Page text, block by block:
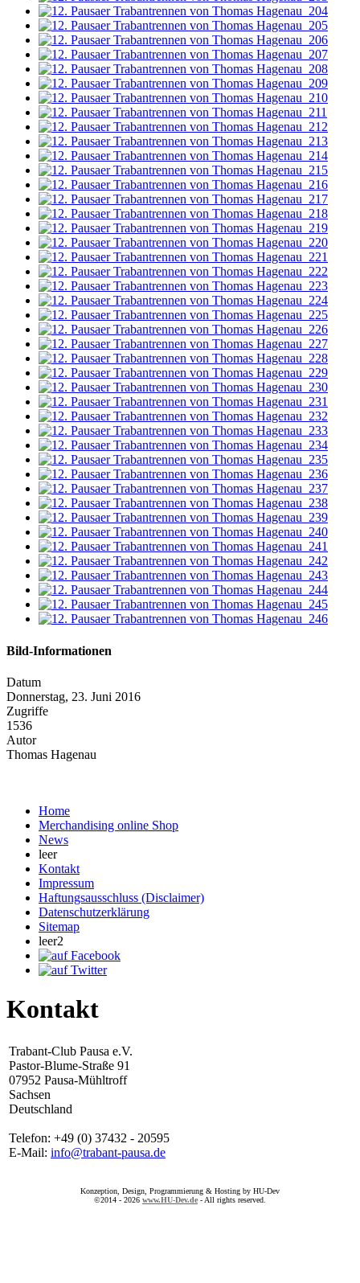
Bild-Informationen
Datum
Donnerstag, 23. Juni 2016
Zugriffe
1536
Autor
Thomas Hagenau
Home
Merchandising online Shop
News
leer
Kontakt
Impressum
Haftungsausschluss (Disclaimer)
Datenschutzerklärung
Sitemap
leer2
Kontakt
Trabant-Club Pausa e.V.
Pastor-Blume-Straße 91
07952 Pausa-Mühltroff
Sachsen
Deutschland
Telefon: +49 (0) 37432 - 20595
E-Mail: info@trabant-pausa.de
Konzeption, Design, Programmierung & Hosting by HU-Dev
©2014 - 2026 www.HU-Dev.de - All rights reserved.